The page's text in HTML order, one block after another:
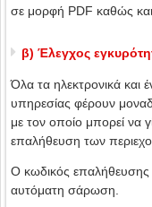
σε μορφή PDF καθώς
β) Έλεγχος
Όλα τα ηλεκτρονικά και
υπηρεσίας φέρουν
με τον οποίο μπορεί να
επαλήθευση των
Ο κωδικός επαλήθευσης
αυτόματη σάρωση.